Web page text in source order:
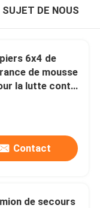
SUJET DE NOUS
6x4 de
de mousse
la lutte contre
Contact
de secours